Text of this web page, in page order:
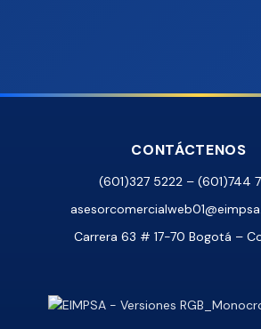
CONTÁCTENOS
(601)327 5222 – (601)744
Carrera 63 # 17-70 Bogotá –